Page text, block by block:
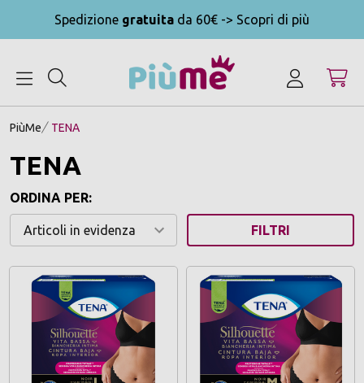
Spedizione gratuita da 60€ -> Scopri di più
PiùMe TENA
TENA
ORDINA PER:
FILTRI